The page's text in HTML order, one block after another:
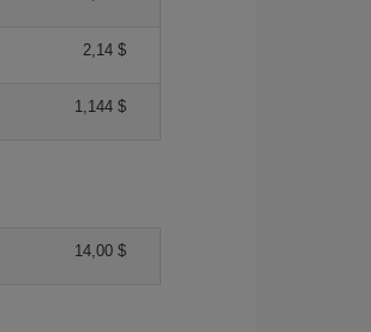
2,14 $
1,144 $
14,00 $